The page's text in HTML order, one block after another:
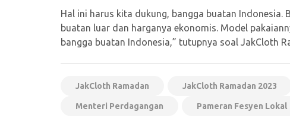
Hal ini harus kita dukung, bangga buatan
buatan luar dan harganya ekonomis. Model
bangga buatan Indonesia,” tutupnya soal JakCloth
JakCloth Ramadan JakCloth Ramadan 2023
Menteri Perdagangan Pameran Fesyen Lokal